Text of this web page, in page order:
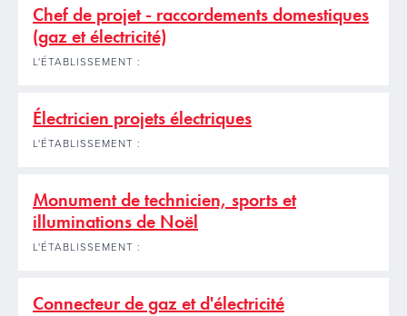
Chef de projet - raccordements domestiques
(gaz et électricité)
L'ÉTABLISSEMENT :
Électricien projets électriques
L'ÉTABLISSEMENT :
Monument de technicien, sports et
illuminations de Noël
L'ÉTABLISSEMENT :
Connecteur de gaz et d'électricité